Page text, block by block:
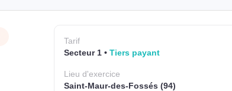
Tarif
Secteur 1
Tiers payant
Lieud'exercice
Saint-Maur-des-Fossés (94)